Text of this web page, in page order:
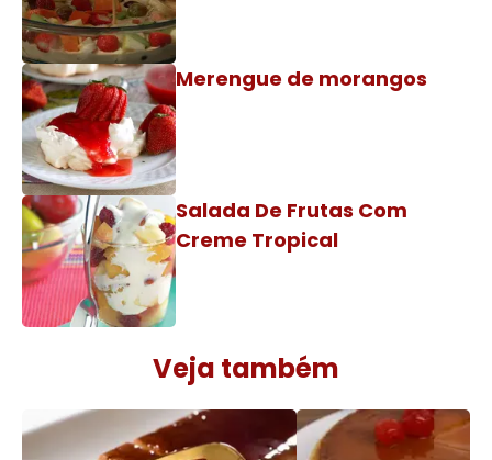
Merengue de morangos
Salada De Frutas Com
Creme Tropical
Veja também